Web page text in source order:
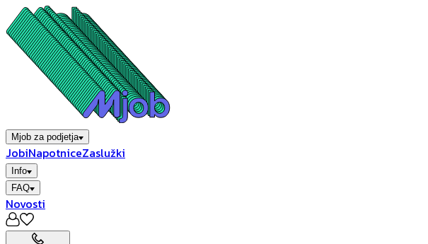
Mjob za podjetja
JobiNapotniceZaslužki
Info
FAQ
Novosti